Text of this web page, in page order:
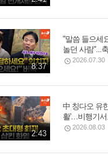
8:37
"말씀 들으세
놀던 사람"...
2026.07.30
2:43
中 칭다오 유
활'…비행기서
2026.08.03